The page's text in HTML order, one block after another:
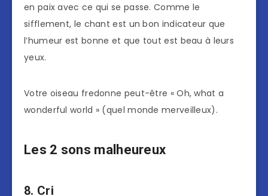
en paix avec ce qui se passe. Comme le
sifflement, le chant est un bon indicateur que
l’humeur est bonne et que tout est beau à leurs
yeux.
Votre oiseau fredonne peut-être « Oh, what a
wonderful world » (quel monde merveilleux).
Les 2 sons malheureux
8. Cri